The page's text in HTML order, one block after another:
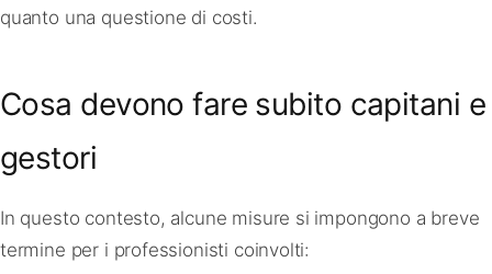
quanto una questione di costi.
Cosa devono fare subito capitani e
gestori
In questo contesto, alcune misure si impongono a breve
termine per i professionisti coinvolti: